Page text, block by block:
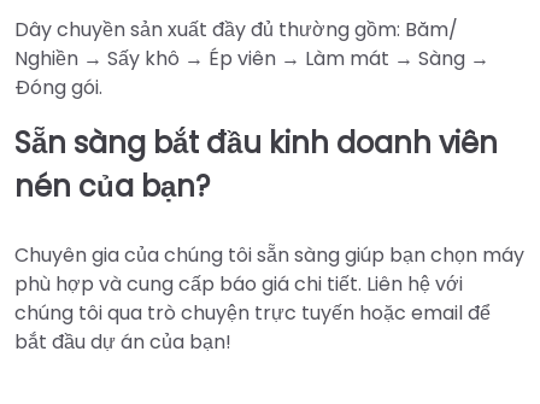
Dây chuyền sản xuất đầy đủ thường gồm: Băm/
Nghiền → Sấy khô → Ép viên → Làm mát → Sàng →
Đóng gói.
Sẵn sàng bắt đầu kinh doanh viên
nén của bạn?
Chuyên gia của chúng tôi sẵn sàng giúp bạn chọn máy
phù hợp và cung cấp báo giá chi tiết. Liên hệ với
chúng tôi qua trò chuyện trực tuyến hoặc email để
bắt đầu dự án của bạn!